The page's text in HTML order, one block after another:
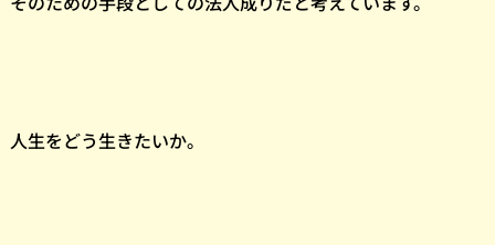
人生をどう生きたいか。